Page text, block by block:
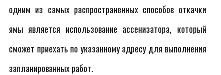
одним из самых распространенных способов откачки
ямы является использование ассенизатора, который
сможет приехать по указанному адресу для выполнения
запланированных работ.